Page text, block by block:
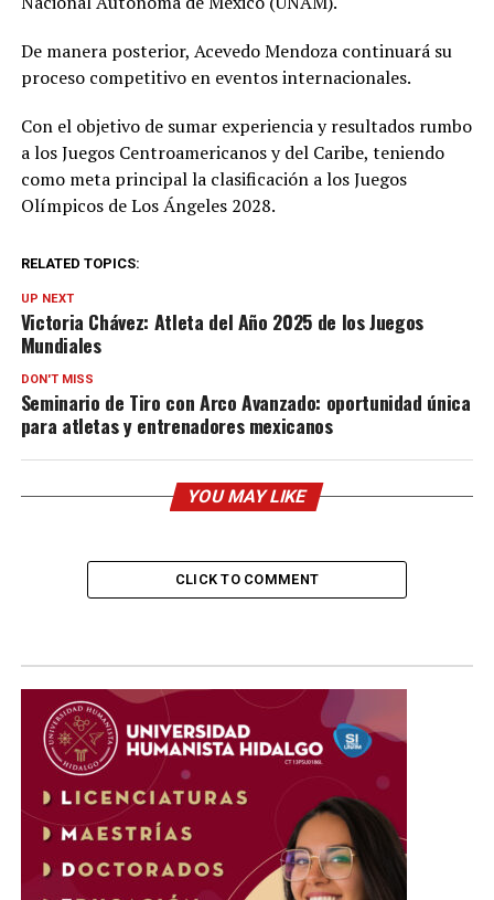
De manera posterior, Acevedo Mendoza continuará su
proceso competitivo en eventos internacionales.
Con el objetivo de sumar experiencia y resultados rumbo
a los Juegos Centroamericanos y del Caribe, teniendo
como meta principal la clasificación a los Juegos
Olímpicos de Los Ángeles 2028.
RELATED TOPICS:
UP NEXT
Victoria Chávez: Atleta del Año 2025 de los Juegos
Mundiales
DON'T MISS
Seminario de Tiro con Arco Avanzado: oportunidad única
para atletas y entrenadores mexicanos
YOU MAY LIKE
CLICK TO COMMENT